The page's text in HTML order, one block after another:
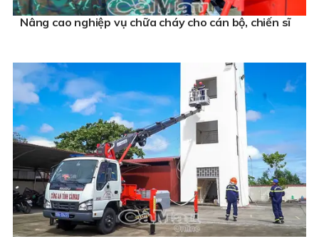
Nâng cao nghiệp vụ chữa cháy cho cán bộ, chiến sĩ